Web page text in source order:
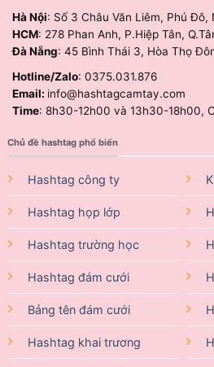
Hà Nội: Số 3 Châu Văn Liêm, Phú Đô,
HCM: 278 Phan Anh, P.Hiệp Tân,
Đà Nẵng: 45 Bình Thái 3, Hòa Thọ
Hotline/Zalo: 0375.031.876
Email: info@hashtagcamtay.com
Time: 8h30-12h00 và 13h30-18h00,
Chủ đề hashtag phổ biến
Hashtag công ty
Hashtag họp lớp
Hashtag trường học
Hashtag đám cưới
Bảng tên đám cưới
Hashtag khai trương